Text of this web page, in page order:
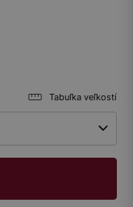
Tabuľka veľkostí